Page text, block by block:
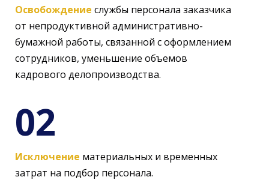
Исключение материальных и временных
затрат на подбор персонала.
Освобождение службы персонала заказчика
от непродуктивной административно-
бумажной работы, связанной с оформлением
сотрудников, уменьшение объемов
кадрового делопроизводства.
02